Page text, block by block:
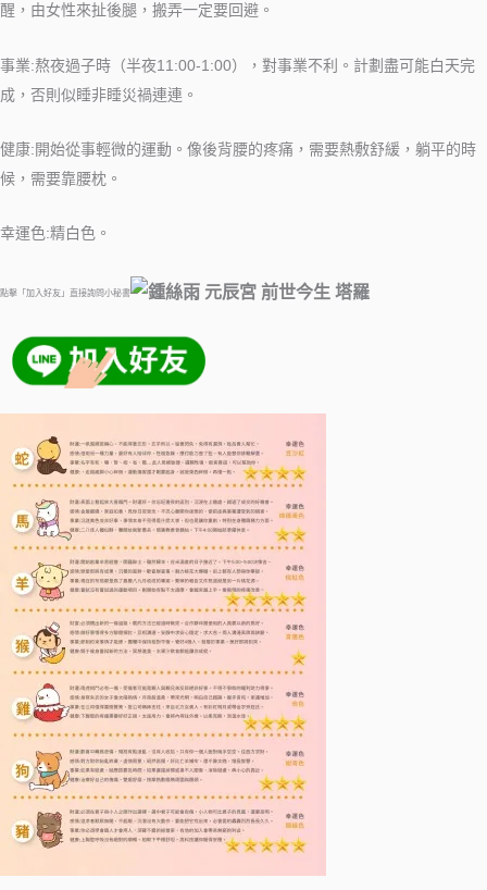
醒，由女性來扯後腿，搬弄一定要回避。
事業:熬夜過子時（半夜11:00-1:00），對事業不利。計劃盡可能白天完
成，否則似睡非睡災禍連連。
健康:開始從事輕微的運動。像後背腰的疼痛，需要熱敷舒緩，躺平的時
候，需要靠腰枕。
幸運色:精白色。
點擊「加入好友」直接詢問小秘書